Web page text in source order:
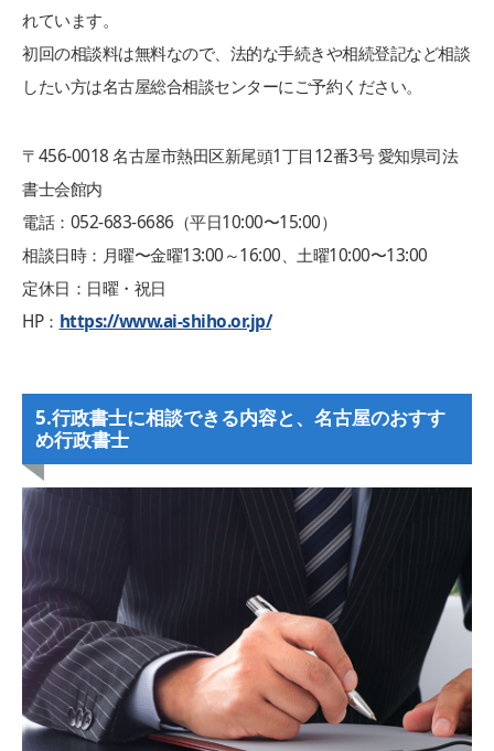
れています。
初回の相談料は無料なので、法的な手続きや相続登記など相談
したい方は名古屋総合相談センターにご予約ください。
〒456-0018 名古屋市熱田区新尾頭1丁目12番3号 愛知県司法
書士会館内
電話：052-683-6686（平日10:00〜15:00）
相談日時：月曜〜金曜13:00～16:00、土曜10:00〜13:00
定休日：日曜・祝日
HP： https://www.ai-shiho.or.jp/
5.行政書士に相談できる内容と、名古屋のおすす
め行政書士